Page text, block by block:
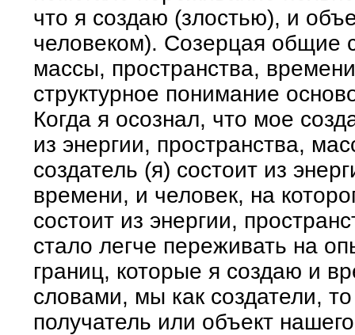
что я создаю (злостью), и
человеком). Созерцая общие
массы, пространства,
структурное понимание
Когда я осознал, что мое
из энергии, пространства,
создатель (я) состоит из
времени, и человек, на
состоит из энергии,
стало легче переживать на
границ, которые я создаю и
словами, мы как создатели,
получатель или объект